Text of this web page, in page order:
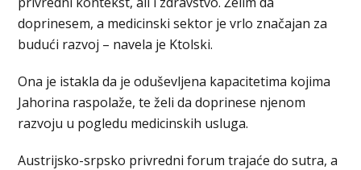
doprinesem, a medicinski sektor je vrlo značajan za
budući razvoj – navela je Ktolski.
Ona je istakla da je oduševljena kapacitetima kojima
Јahorina raspolaže, te želi da doprinese njenom
razvoju u pogledu medicinskih usluga.
Austrijsko-srpsko privredni forum trajaće do sutra, a